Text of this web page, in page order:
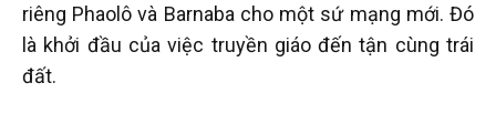
riêng Phaolô và Barnaba cho một sứ mạng mới. Đó
là khởi đầu của việc truyền giáo đến tận cùng trái
đất.